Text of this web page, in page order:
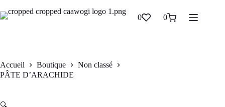
PÂTE D’ARACHIDE
Ajouter au panier
0 0
Accueil Boutique
Non classé
PÂTE D’ARACHIDE
🔍